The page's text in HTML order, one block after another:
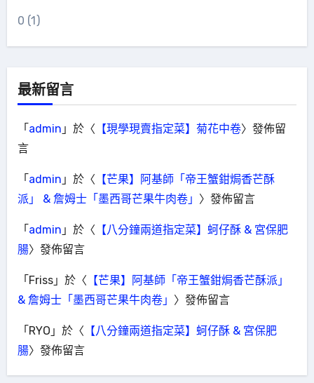
0 (1)
最新留言
「admin 」於〈 【現學現賣指定菜】菊花中卷〉發佈留
言
「admin 」於〈 【芒果】阿基師「帝王蟹鉗焗香芒酥
派」 & 詹姆士「墨西哥芒果牛肉卷」 〉發佈留言
「admin 」於〈 【八分鐘兩道指定菜】蚵仔酥 & 宮保肥
腸〉發佈留言
「Friss」於〈 【芒果】阿基師「帝王蟹鉗焗香芒酥派」
& 詹姆士「墨西哥芒果牛肉卷」 〉發佈留言
「RYO 」於〈 【八分鐘兩道指定菜】蚵仔酥 & 宮保肥
腸〉發佈留言